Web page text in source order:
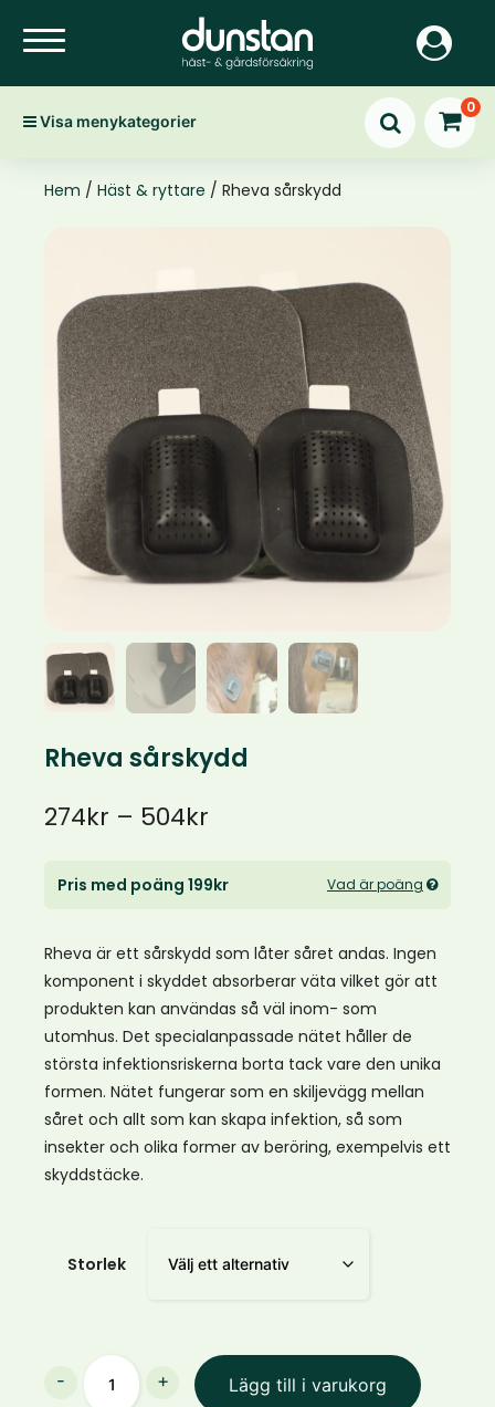
Hem / Häst & ryttare / Rheva sårskydd
Visa menykategorier
0
Rheva sårskydd
274kr – 504kr
till
504kr
Pris med poäng 199kr Vad är poäng
Rheva är ett sårskydd som låter såret andas. Ingen
komponent i skyddet absorberar väta vilket gör att
produkten kan användas så väl inom- som
utomhus. Det specialanpassade nätet håller de
största infektionsriskerna borta tack vare den unika
formen. Nätet fungerar som en skiljevägg mellan
såret och allt som kan skapa infektion, så som
insekter och olika former av beröring, exempelvis ett
skyddstäcke.
Storlek
-
Rheva
sårskydd
+ Lägg till i varukorg